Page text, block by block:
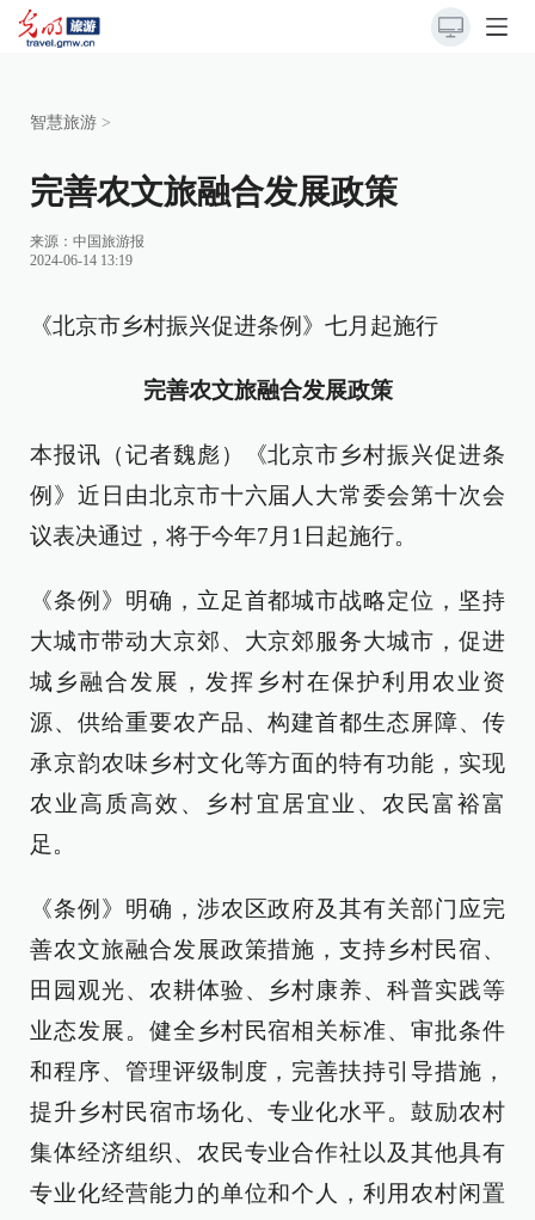
智慧旅游 >
完善农文旅融合发展政策
来源： 中国旅游报
2024-06-14 13:19
《北京市乡村振兴促进条例》七月起施行
完善农文旅融合发展政策
本报讯（记者魏彪）《北京市乡村振兴促进条
例》近日由北京市十六届人大常委会第十次会
议表决通过，将于今年7月1日起施行。
《条例》明确，立足首都城市战略定位，坚持
大城市带动大京郊、大京郊服务大城市，促进
城乡融合发展，发挥乡村在保护利用农业资
源、供给重要农产品、构建首都生态屏障、传
承京韵农味乡村文化等方面的特有功能，实现
农业高质高效、乡村宜居宜业、农民富裕富
足。
《条例》明确，涉农区政府及其有关部门应完
善农文旅融合发展政策措施，支持乡村民宿、
田园观光、农耕体验、乡村康养、科普实践等
业态发展。健全乡村民宿相关标准、审批条件
和程序、管理评级制度，完善扶持引导措施，
提升乡村民宿市场化、专业化水平。鼓励农村
集体经济组织、农民专业合作社以及其他具有
专业化经营能力的单位和个人，利用农村闲置